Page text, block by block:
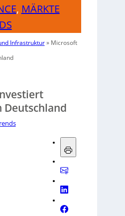
, MÄRKTE
Infrastruktur» Microsoft
Deutschland